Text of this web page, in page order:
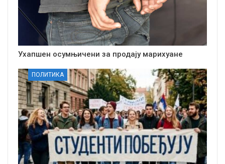
Ухапшен осумњичени за продају марихуане
ПОЛИТИКА